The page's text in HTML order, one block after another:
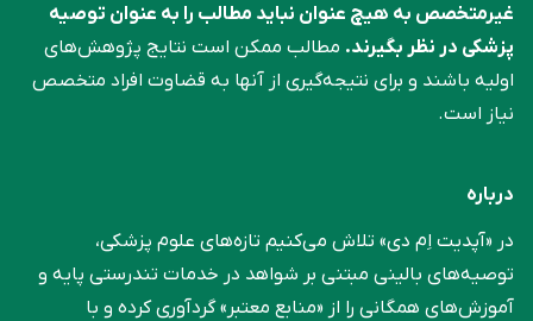
غیرمتخصص به هیچ عنوان نباید مطالب را به عنوان توصیه
پزشکی در نظر بگیرند. مطالب ممکن است نتایج پژوهش‌های
اولیه باشند و برای نتیجه‌گیری از آنها به قضاوت افراد متخصص
نیاز است.
درباره
در «آپدیت اِم دی» تلاش می‌کنیم تازه‌های علوم پزشکی،
توصیه‌های بالینی مبتنی بر شواهد در خدمات تندرستی پایه و
آموزش‌های همگانی را از «منابع معتبر» گردآوری کرده و با